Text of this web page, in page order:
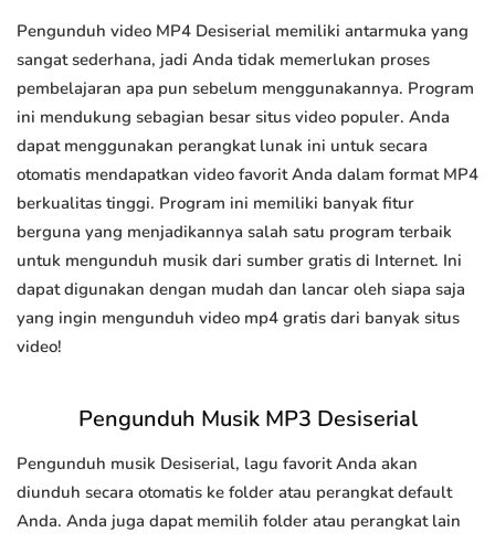
Pengunduh video MP4 Desiserial memiliki antarmuka yang
sangat sederhana, jadi Anda tidak memerlukan proses
pembelajaran apa pun sebelum menggunakannya. Program
ini mendukung sebagian besar situs video populer. Anda
dapat menggunakan perangkat lunak ini untuk secara
otomatis mendapatkan video favorit Anda dalam format MP4
berkualitas tinggi. Program ini memiliki banyak fitur
berguna yang menjadikannya salah satu program terbaik
untuk mengunduh musik dari sumber gratis di Internet. Ini
dapat digunakan dengan mudah dan lancar oleh siapa saja
yang ingin mengunduh video mp4 gratis dari banyak situs
video!
Pengunduh Musik MP3 Desiserial
Pengunduh musik Desiserial, lagu favorit Anda akan
diunduh secara otomatis ke folder atau perangkat default
Anda. Anda juga dapat memilih folder atau perangkat lain